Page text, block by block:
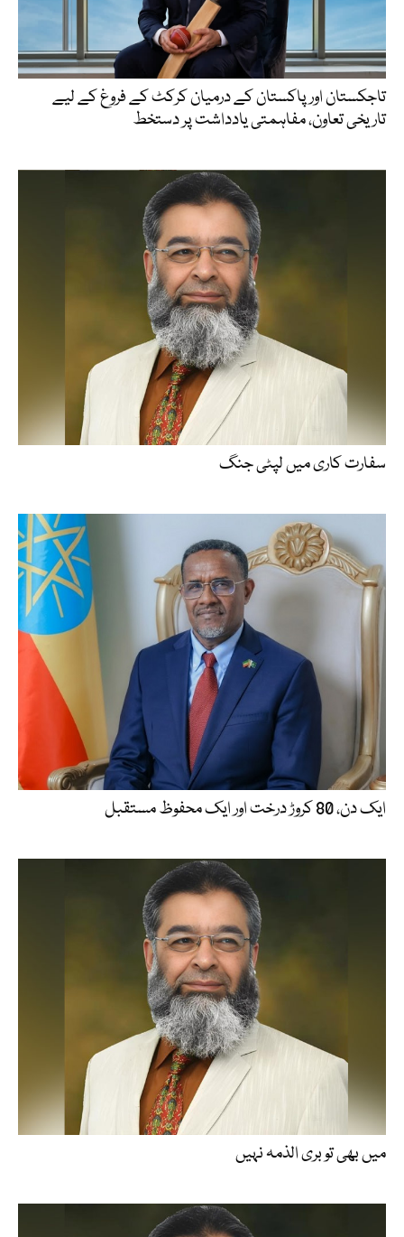
تاجکستان اور پاکستان کے درمیان کرکٹ کے فروغ کے لیے
تاریخی تعاون، مفاہمتی یادداشت پر دستخط
سفارت کاری میں لپٹی جنگ
ایک دن، 80 کروڑ درخت اور ایک محفوظ مستقبل
میں بھی تو بری الذمہ نہیں